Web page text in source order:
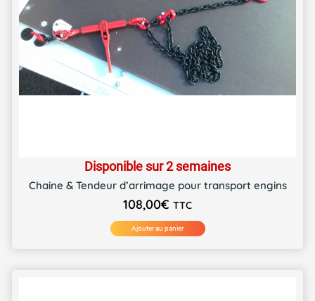
Disponible sur 2 semaines
Chaine & Tendeur d’arrimage pour transport engins
108,00€ TTC
Ajouter au panier